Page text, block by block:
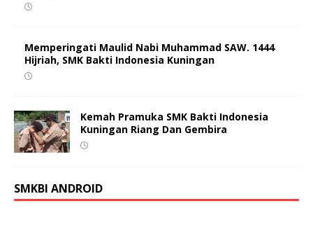
Memperingati Maulid Nabi Muhammad SAW. 1444
Hijriah, SMK Bakti Indonesia Kuningan
Kemah Pramuka SMK Bakti Indonesia
Kuningan Riang Dan Gembira
SMKBI ANDROID